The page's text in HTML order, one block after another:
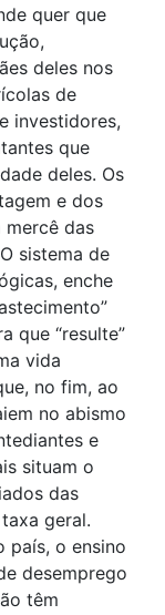
quer que
deles nos
de
investidores,
que
deles. Os
e dos
das
sistema de
enche
que “resulte”
vida
no fim, ao
no abismo
e
situam o
das
geral.
país, o ensino
desemprego
têm